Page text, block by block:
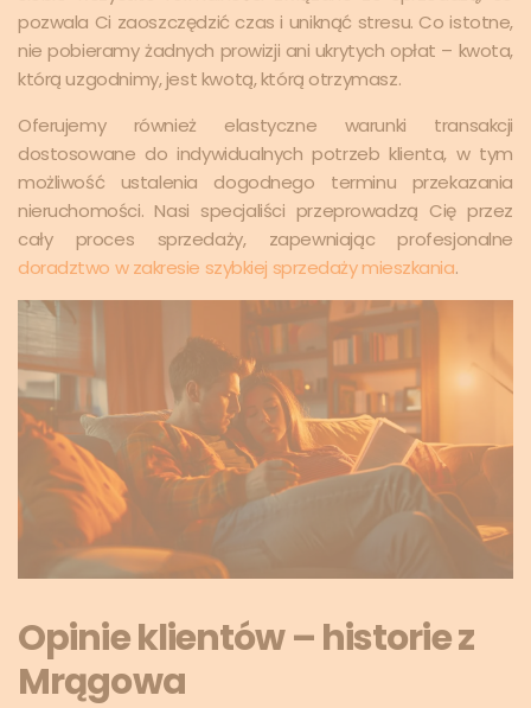
pozwala Ci zaoszczędzić czas i uniknąć stresu. Co istotne,
nie pobieramy żadnych prowizji ani ukrytych opłat – kwota,
którą uzgodnimy, jest kwotą, którą otrzymasz.
Oferujemy również elastyczne warunki transakcji
dostosowane do indywidualnych potrzeb klienta, w tym
możliwość ustalenia dogodnego terminu przekazania
nieruchomości. Nasi specjaliści przeprowadzą Cię przez
cały proces sprzedaży, zapewniając profesjonalne
doradztwo w zakresie szybkiej sprzedaży mieszkania.
Opinie klientów – historie z
Mrągowa